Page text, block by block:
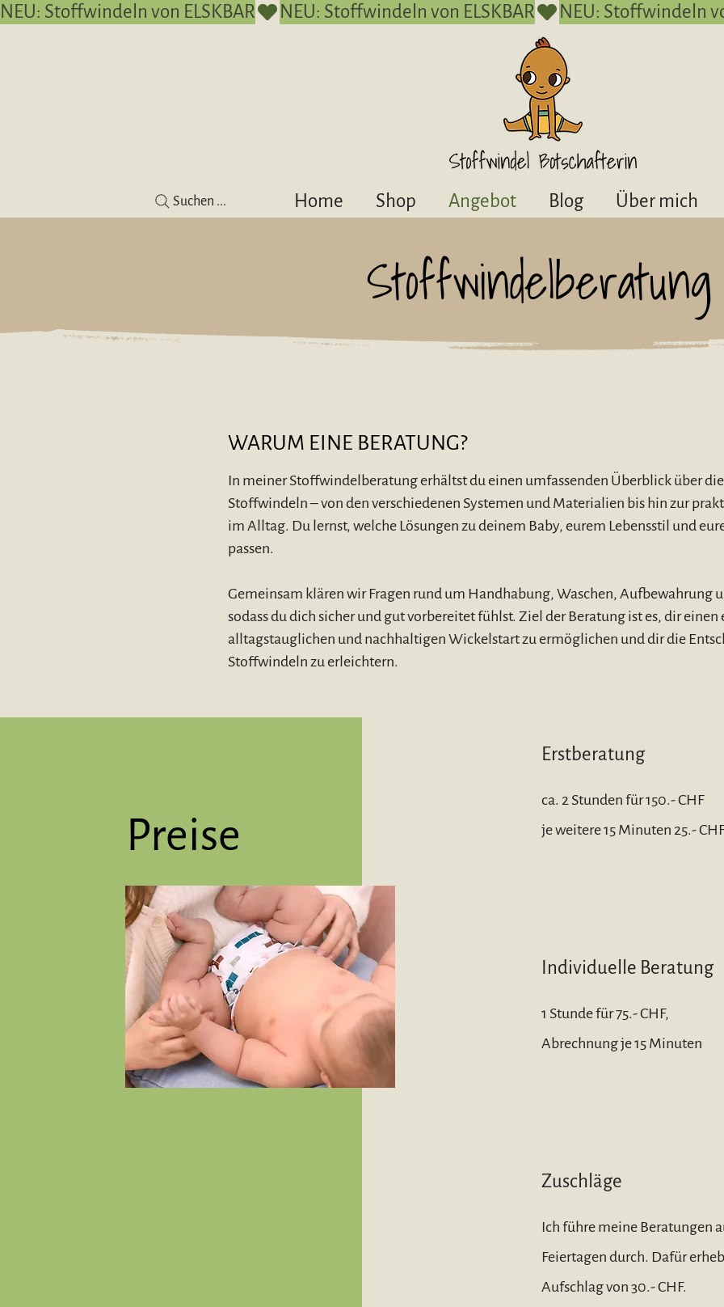
NEU: Stoffwindeln von ELSKBAR
Suchen ... Home Shop Angebot Blog Über mich
Stoffwindelberatung
WARUM EINE BERATUNG?
In meiner Stoffwindelberatung erhältst du einen umfassenden Überblick über
Stoffwindeln – von den verschiedenen Systemen und Materialien bis hin zur
im Alltag. Du lernst, welche Lösungen zu deinem Baby, eurem Lebensstil und
passen.
Gemeinsam klären wir Fragen rund um Handhabung, Waschen, Aufbewahrung
sodass du dich sicher und gut vorbereitet fühlst. Ziel der Beratung ist es, dir einen
alltagstauglichen und nachhaltigen Wickelstart zu ermöglichen und dir die
Stoffwindeln zu erleichtern.
Preise
Erstberatung
ca. 2 Stunden für 150.- CHF
je weitere 15 Minuten 25.-
Individuelle Beratung
1 Stunde für 75.- CHF,
Abrechnung je 15 Minuten
Zuschläge
Ich führe meine Beratungen
Feiertagen durch. Dafür
Aufschlag von 30.- CHF.